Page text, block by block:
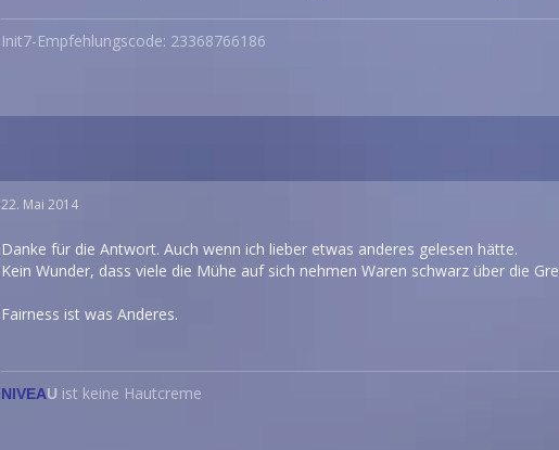
Init7-Empfehlungscode: 23368766186
22. Mai 2014
Danke für die Antwort. Auch wenn ich lieber etwas anderes gelesen hätte.
Kein Wunder, dass viele die Mühe auf sich nehmen Waren schwarz über die
Fairness ist was Anderes.
NIVEAU ist keine Hautcreme